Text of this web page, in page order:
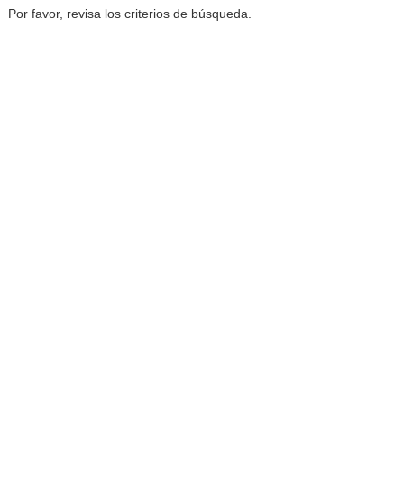
Por favor, revisa los criterios de búsqueda.